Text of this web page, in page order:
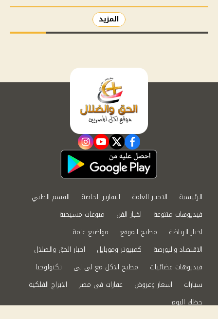
المزيد
facebook
twitter
youtube
instagram
الرئيسية الاخبار العامة التقارير الخاصة
القسم الطبي
فيديوهات متنوعة
اخبار الفن
منوعات مسيحية
اخبار الرياضة
مطبخ الموقع
مواضيع عامة
الاقتصاد والبورصة
كمبيوتر وموبايل
اخبار الحق والضلال
فيديوهات فضائيات
مطبخ الاكل مع لى لى
تكنولوجيا
سيارات
اسعار وعروض عقارات في مصر
الابراج الفلكية
حظك اليوم